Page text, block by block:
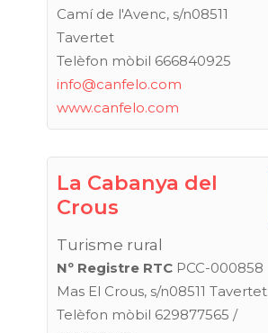
Camí de l'Avenc, s/n08511
Tavertet
Telèfon mòbil 666840925
info@canfelo.com
www.canfelo.com
La Cabanya del
Crous
Turisme rural
Nº Registre RTC PCC-000858
Mas El Crous, s/n08511 Tavertet
Telèfon mòbil 629877565 /